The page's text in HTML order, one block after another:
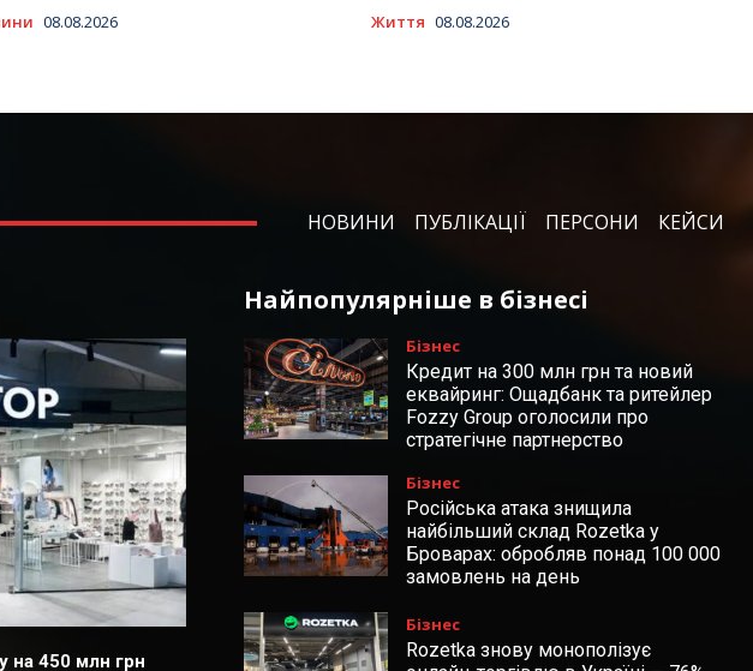
08.08.2026
Життя 08.08.2026
НОВИНИ ПУБЛІКАЦІЇ ПЕРСОНИ КЕЙСИ
на 450 млн грн
Найпопулярніше в бізнесі
Бізнес
Кредит на 300 млн грн та новий
еквайринг: Ощадбанк та ритейлер
Fozzy Group оголосили про
стратегічне партнерство
Бізнес
Російська атака знищила
найбільший склад Rozetka у
Броварах: обробляв понад 100 000
замовлень на день
Бізнес
Rozetka знову монополізує